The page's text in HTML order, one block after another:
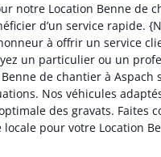
notre Location Benne de
d’un service rapide.
à offrir un service
un particulier ou un
de chantier à Aspach
Nos véhicules
des gravats. Faites
locale pour votre Location